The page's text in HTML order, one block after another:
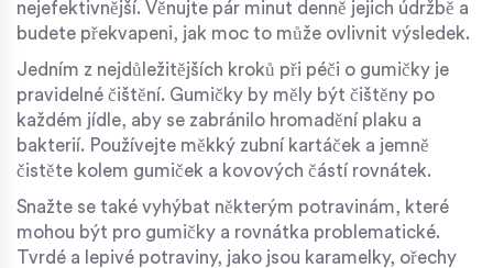
nejefektivnější. Věnujte pár minut denně jejich údržbě a
budete překvapeni, jak moc to může ovlivnit výsledek.
Jedním z nejdůležitějších kroků při péči o gumičky je
pravidelné čištění. Gumičky by měly být čištěny po
každém jídle, aby se zabránilo hromadění plaku a
bakterií. Používejte měkký zubní kartáček a jemně
čistěte kolem gumiček a kovových částí rovnátek.
Snažte se také vyhýbat některým potravinám, které
mohou být pro gumičky a rovnátka problematické.
Tvrdé a lepivé potraviny, jako jsou karamelky, ořechy